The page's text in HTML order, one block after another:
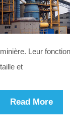
minière. Leur
taille et
Read More